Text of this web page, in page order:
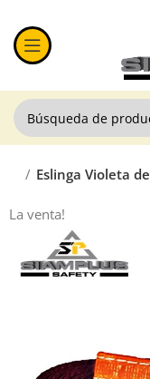
Eslinga Violeta
La venta!